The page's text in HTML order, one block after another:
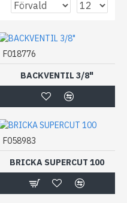
F018776
BACKVENTIL 3/8"
F058983
BRICKA SUPERCUT 100